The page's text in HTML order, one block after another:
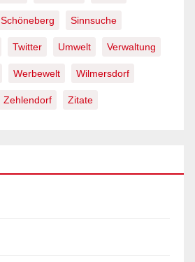
Schöneberg Sinnsuche
Twitter Umwelt Verwaltung
Werbewelt Wilmersdorf
Zehlendorf Zitate